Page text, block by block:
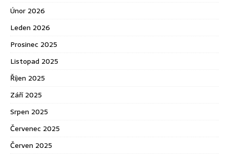
Únor 2026
Leden 2026
Prosinec 2025
Listopad 2025
Říjen 2025
Září 2025
Srpen 2025
Červenec 2025
Červen 2025